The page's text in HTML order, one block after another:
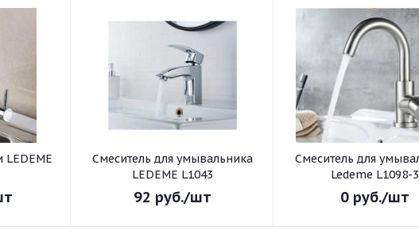
LEDEME
Смеситель для умывальника
LEDEME L1043
92 руб./шт
Смеситель для умывальника
Ledeme L1098-3
0 руб./шт